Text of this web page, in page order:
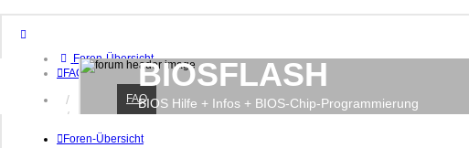
Foren-Übersicht
FAQ
Anmelden
Registrieren
BIOSFLASH
BIOS Hilfe + Infos + BIOS-Chip-Programmierung
FAQ
Foren-Übersicht